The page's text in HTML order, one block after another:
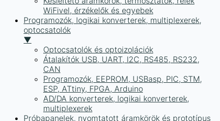
WiFivel, érzékelők és egyebek
Programozók, logikai konverterek, multiplexerek,
optocsatolók
▼
Optocsatolók és optoizolációk
Átalakítók USB, UART, I2C, RS485, RS232,
CAN
Programozók, EEPROM, USBasp, PIC, STM,
ESP, ATtiny, FPGA, Arduino
AD/DA konverterek, logikai konverterek,
multiplexerek
Próbapanelek, nyomtatott áramkörök és prototípus